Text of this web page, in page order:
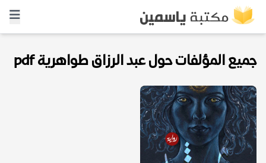
جميع المؤلفات حول عبد الرزاق طواهرية pdf